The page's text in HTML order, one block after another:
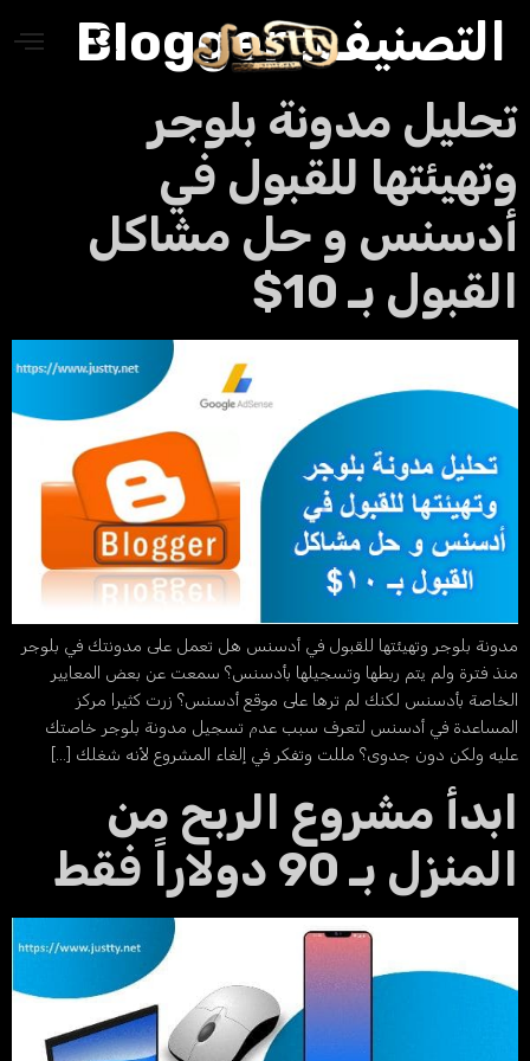
التصنيف:Blogger
مدونة بلوجر
للقبول في
و حل مشاكل
بـ 10$
بلوجر وتهيئتها للقبول في أدسنس هل تعمل على مدونتك في بلوجر
فترة ولم يتم ربطها وتسجيلها بأدسنس؟ سمعت عن بعض المعايير
بأدسنس لكنك لم ترها على موقع أدسنس؟ زرت كثيرا مركز
في أدسنس لتعرف سبب عدم تسجيل مدونة بلوجر خاصتك
ولكن دون جدوى؟ مللت وتفكر في إلغاء المشروع لأنه شغلك […]
مشروع الربح من
بـ 90 دولاراً فقط